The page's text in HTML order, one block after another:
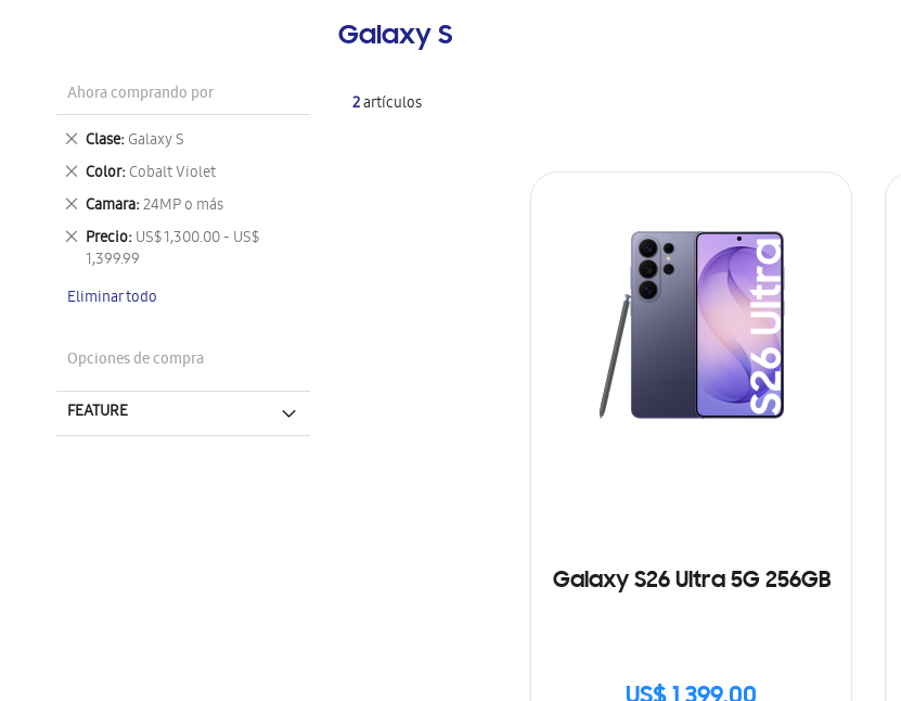
Galaxy S
2artículos
Galaxy S26 Ultra 5G 256GB
Ahora comprando por
Clase Galaxy S
Eliminar
este
artículo
Color Cobalt Violet
Eliminar
este
artículo
Camara 24MP o más
Eliminar
este
artículo
Precio US$ 1,300.00 - US$
1,399.99
Eliminar
este
Eliminar todo
Opciones de compra
FEATURE